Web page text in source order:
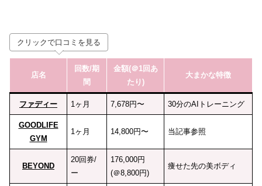
クリックで口コミを見る
店名
回数/期
間
金額(＠1回あ
たり)
大まかな特徴
ファディー 1ヶ月 7,678円〜 30分のAIトレーニング
GOODLIFE
GYM
1ヶ月 14,800円〜 当記事参照
BEYOND
20回券/
ー
176,000円
(＠8,800円)
痩せた先の美ボディ